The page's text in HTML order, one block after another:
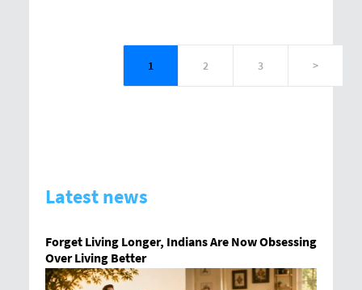
1 2 3 >
Latest news
Forget Living Longer, Indians Are Now Obsessing
Over Living Better